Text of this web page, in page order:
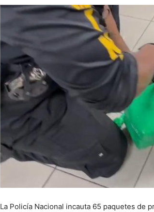
La Policía Nacional incauta 65 paquetes de